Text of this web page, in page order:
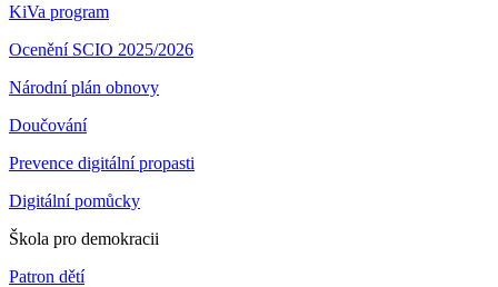
KiVa program
Ocenění SCIO 2025/2026
Národní plán obnovy
Doučování
Prevence digitální propasti
Digitální pomůcky
Škola pro demokracii
Patron dětí